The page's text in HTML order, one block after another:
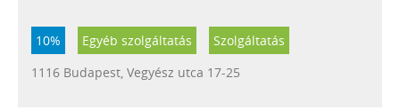
10% Egyéb szolgáltatás
Szolgáltatás
1116 Budapest, Vegyész utca 17-25